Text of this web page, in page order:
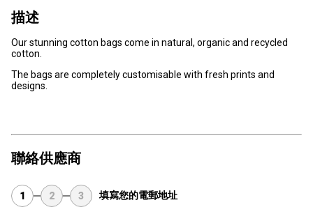
描述
Our stunning cotton bags come in natural, organic and recycled
cotton.
The bags are completely customisable with fresh prints and
designs.
聯絡供應商
1 2 3 填寫您的電郵地址